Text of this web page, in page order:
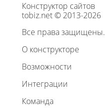
Конструктор сайтов
tobiz.net © 2013-2026
Все права защищены.
О конструкторе
Возможности
Интеграции
Команда